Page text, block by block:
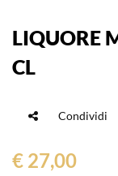
LIQUORE
CL
Condividi
€ 27,00